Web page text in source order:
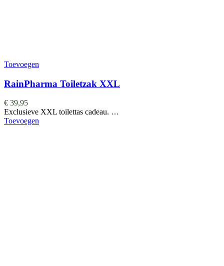
Toevoegen
RainPharma Toiletzak XXL
€ 39,95
Exclusieve XXL toilettas cadeau. …
Toevoegen